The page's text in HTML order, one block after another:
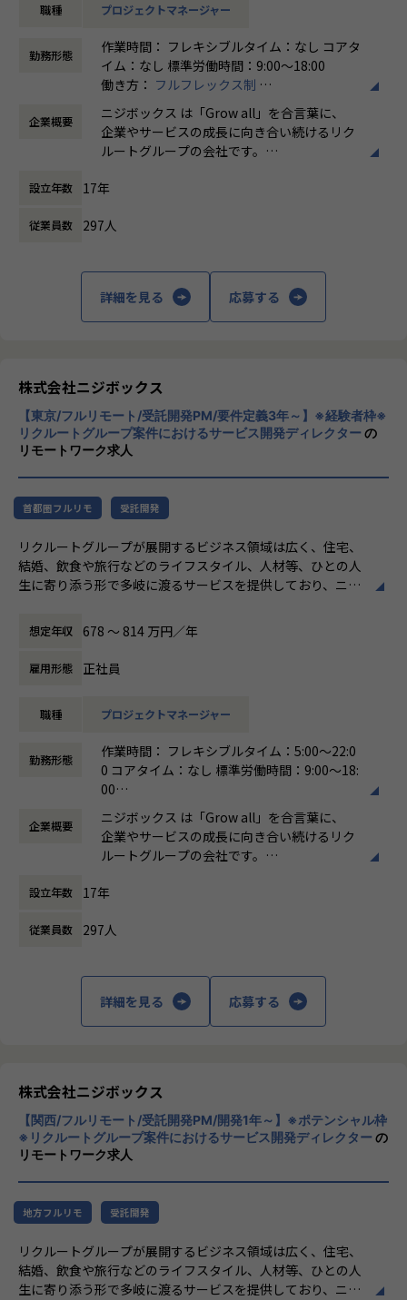
★ニジボックスでのワークスタイルが分かる、ブログ記事も
メンバーや社内の雰囲気、自由に学べてスキルアップできる
環境を感じていただけたら
・【社員インタビュー】Wantedly...https://www.wantedly.c
om/companies/nijibox/feed
・【メンバー執筆】Qiita...https://qiita.com/organization
・【オフィシャルブログ】…https://nijibox.jp/blog/
・【運営イベント】…https://nijibox.connpass.com/
リクルートグループのプロダクト開発ディレクションをお任
事業、ユーザー部門の担当者、プランナーと協業し、以下の
業務を担当いただきます。
＜企画・要件定義フェーズ＞
プロジェクトのQCDに責任を持ち、開発プロジェクトを推進
いただきます。
の整理
- エンジニアへの仕様説明
- ユーザーに向けてのコミュニケーション設計
- リリース後の様々なリスクへの対応計画
やりがい/魅力/醍醐味
現場ではただ指示された業務を行うのではなく、プロジェク
トの目的をふまえKPIを達成するためにどのような施策を行
定までに幅広く関わる機会があります。
て業務を経験することは、個人として今後のキャリアアップ
にも繋げていただける大きな成長機会です。
ができる体制が整っています。
ナレッジ向上施策として、動画、書籍等の学習教材の購入や
カンファレンス参加を会社負担でサポート。
さらに、業界の牽引者をメンターとして招いた講習など、ト
す。
★ニジボックスでのワークスタイルが分かる、ブログ記事も
ご参照ください
メンバーや社内の雰囲気、自由に学べてスキルアップできる
環境を感じていただけたら
嬉しいです！
・【社員インタビュー】Wantedly...https://www.wantedly.c
・【メンバー執筆】Qiita...https://qiita.com/organization
・【オフィシャルブログ】…https://nijibox.jp/blog/
【業務の変更の範囲】
職種 プロジェクトマネージャー
勤務形態
作業時間： フレキシブルタイム：なし コアタ
イム：なし 標準労働時間：9:00〜18:00
働き方： フルフレックス制
時間外労働の有無： 有（月平均5時間～10時
間）
休憩時間： 60分
企業概要
ニジボックス は「Grow all」を合言葉に、
企業やサービスの成長に向き合い続けるリク
ルートグループの会社です。
ングなどを通じて、お客様のビジネスに伴走
私たちはこの言葉を企業のVisionとしていま
す。
とらえること。
期待を大きく超える新たな価値を共に創り出
すこと。皆さまがサービスの成長を志したと
きに、
真っ先にニジボックスを思い浮かべていただ
けることを目指しています。
設立年数 17年
従業員数 297人
詳細を見る 応募する
株式会社ニジボックス
【東京/フルリモート/受託開発PM/要件定義3年～】※経験者枠※
リクルートグループ案件におけるサービス開発ディレクターの
リモートワーク求人
首都圏フルリモ 受託開発
リクルートグループが展開するビジネス領域は広く、住宅、
結婚、飲食や旅行などのライフスタイル、人材等、ひとの人
生に寄り添う形で多岐に渡るサービスを提供しており、ニジ
ットペッパー、じゃらん、リクナビなどの国内最大級のメデ
ィアの開発ディレクションに従事する、開発ディレクターを
募集しています。
リクルートグループのプロダクト開発ディレクションをお任
事業、ユーザー部門の担当者、プランナーと協業し、以下の
業務を担当いただきます。
＜企画・要件定義フェーズ＞
プロジェクトのQCDに責任を持ち、開発プロジェクトを推進
いただきます。
の整理
- エンジニアへの仕様説明
- ユーザーに向けてのコミュニケーション設計
- リリース後の様々なリスクへの対応計画
やりがい/魅力/醍醐味
現場ではただ指示された業務を行うのではなく、プロジェク
トの目的をふまえKPIを達成するためにどのような施策を行
定までに幅広く関わる機会があります。
て業務を経験することは、個人として今後のキャリアアップ
にも繋げていただける大きな成長機会です。
想定年収 678 〜 814 万円／年
雇用形態 正社員
職種 プロジェクトマネージャー
勤務形態
作業時間： フレキシブルタイム：5:00～22:0
0 コアタイム：なし 標準労働時間：9:00〜18:
00
フルフレックス制
時間外労働の有無： 有（月平均5時間～10時
間）
休憩時間： 60分
企業概要
ニジボックス は「Grow all」を合言葉に、
企業やサービスの成長に向き合い続けるリク
ルートグループの会社です。
ングなどを通じて、お客様のビジネスに伴走
私たちはこの言葉を企業のVisionとしていま
す。
とらえること。
期待を大きく超える新たな価値を共に創り出
すこと。皆さまがサービスの成長を志したと
きに、
真っ先にニジボックスを思い浮かべていただ
けることを目指しています。
設立年数 17年
従業員数 297人
詳細を見る 応募する
株式会社ニジボックス
【関西/フルリモート/受託開発PM/開発1年～】※ポテンシャル枠
※リクルートグループ案件におけるサービス開発ディレクターの
リモートワーク求人
地方フルリモ 受託開発
リクルートグループが展開するビジネス領域は広く、住宅、
結婚、飲食や旅行などのライフスタイル、人材等、ひとの人
生に寄り添う形で多岐に渡るサービスを提供しており、ニジ